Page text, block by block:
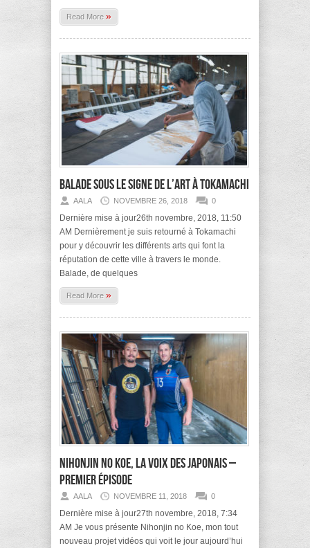
Read More »
Balade sous le signe de l’art à Tokamachi
AALA NOVEMBRE 26, 2018 0
Dernière mise à jour26th novembre, 2018, 11:50
AM Dernièrement je suis retourné à Tokamachi
pour y découvrir les différents arts qui font la
réputation de cette ville à travers le monde.
Balade, de quelques
Read More »
Nihonjin no koe, la voix des Japonais –
premier épisode
AALA NOVEMBRE 11, 2018 0
Dernière mise à jour27th novembre, 2018, 7:34
AM Je vous présente Nihonjin no Koe, mon tout
nouveau projet vidéos qui voit le jour aujourd’hui